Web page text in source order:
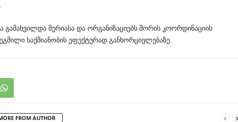
გამახვილდა მერიასა და ორგანიზაციებს შორის კოორდინაციის
საქმიანობის ეფექტურად განხორციელებაზე.
FROM AUTHOR